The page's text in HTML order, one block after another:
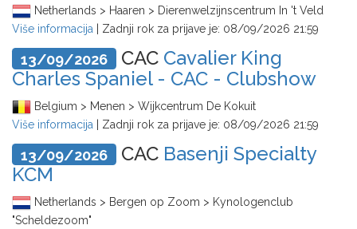
Netherlands > Haaren > Dierenwelzijnscentrum In 't Veld
Više informacija
| Zadnji rok za prijave je: 08/09/2026 21:59
13/09/2026 CAC Cavalier King
Charles Spaniel - CAC - Clubshow
Belgium > Menen > Wijkcentrum De Kokuit
Više informacija
| Zadnji rok za prijave je: 08/09/2026 21:59
13/09/2026 CAC Basenji Specialty
KCM
Netherlands > Bergen op Zoom > Kynologenclub
"Scheldezoom"